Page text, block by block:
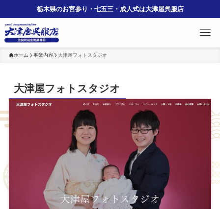
栃木県のお宮参り・七五三・成人式は大津屋呉服店
ホーム 事業内容 大津屋フォトスタジオ
大津屋フォトスタジオ